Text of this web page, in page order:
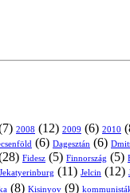
2008 (12) 2009 (6) 2010
(6) Dagesztán (6)
Fidesz (5) Finnország (5)
Jekatyerinburg (11) Jelcin (12)
(8) Kisinyov (9)